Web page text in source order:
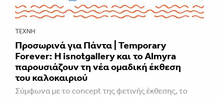
ΤΈΧΝΗ
Προσωρινά για Πάντα | Temporary
Forever: Η isnotgallery και το Almyra
παρουσιάζουν τη νέα ομαδική έκθεση
του καλοκαιριού
Σύμφωνα με το concept της φετινής έκθεσης, το